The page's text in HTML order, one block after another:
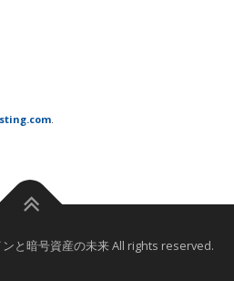
.
と暗号資産の未来 All rights reserved.